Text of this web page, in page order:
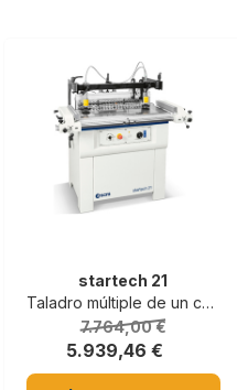
startech 21
Taladro múltiple de un cabezal con 21 portabrocas
7.764,00 €
5.939,46 €